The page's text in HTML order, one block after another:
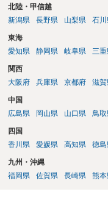
北陸・甲信越
新潟県
長野県 山梨県 石川
東海
愛知県
静岡県 岐阜県 三重
関西
大阪府
兵庫県 京都府 滋賀
中国
広島県
岡山県 山口県 鳥取
四国
香川県
愛媛県 高知県 徳島
九州・沖縄
福岡県
佐賀県 長崎県 熊本